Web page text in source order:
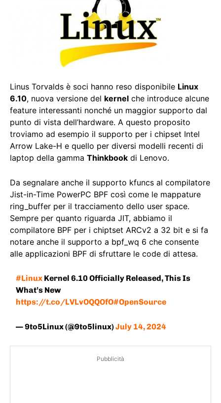
Linus Torvalds è soci hanno reso disponibile Linux
6.10, nuova versione del kernel che introduce alcune
feature interessanti nonché un maggior supporto dal
punto di vista dell’hardware. A questo proposito
troviamo ad esempio il supporto per i chipset Intel
Arrow Lake-H e quello per diversi modelli recenti di
laptop della gamma Thinkbook di Lenovo.
Da segnalare anche il supporto kfuncs al compilatore
Jist-in-Time PowerPC BPF così come le mappature
ring_buffer per il tracciamento dello user space.
Sempre per quanto riguarda JIT, abbiamo il
compilatore BPF per i chiptset ARCv2 a 32 bit e si fa
notare anche il supporto a bpf_wq 6 che consente
alle applicazioni BPF di sfruttare le code di attesa.
#Linux Kernel 6.10 Officially Released, This Is
What’s New
https://t.co/LVLvOQQOfO#OpenSource
— 9to5Linux (@9to5linux)July 14, 2024
Pubblicità